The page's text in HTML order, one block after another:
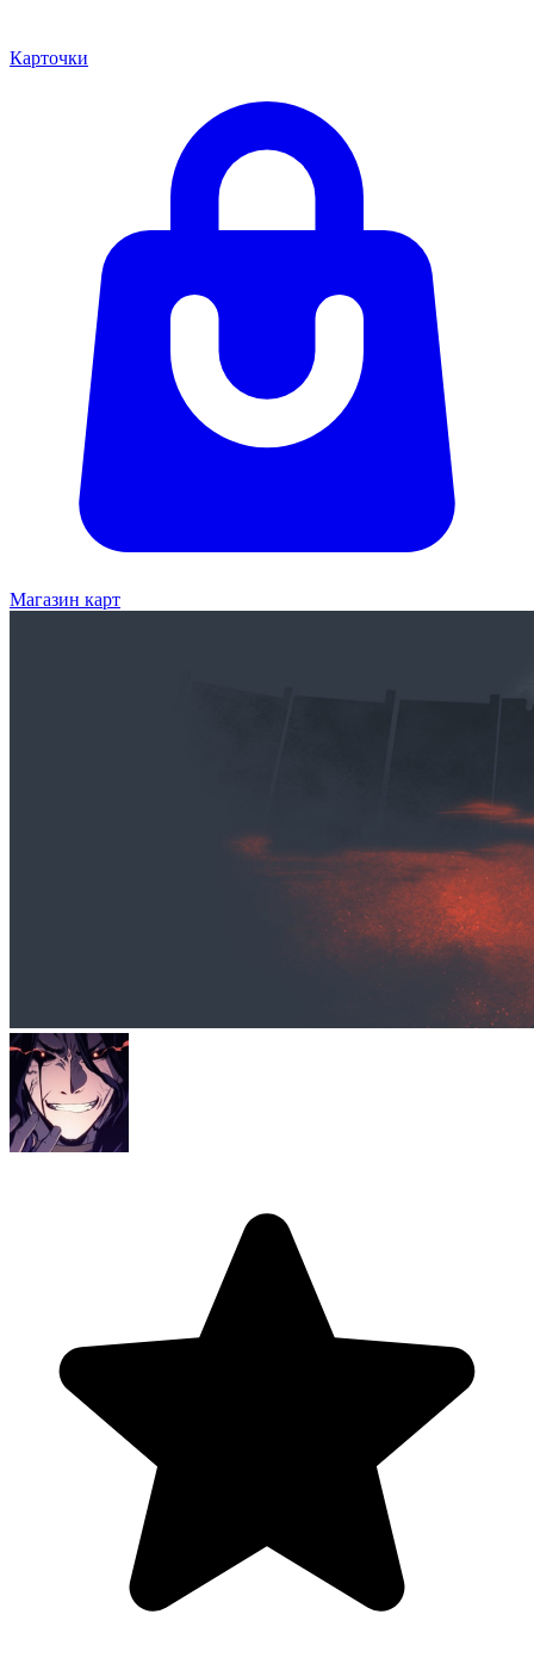
Карточки
Магазин карт